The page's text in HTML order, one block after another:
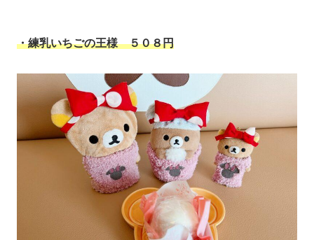
・練乳いちごの王様 ５０８円